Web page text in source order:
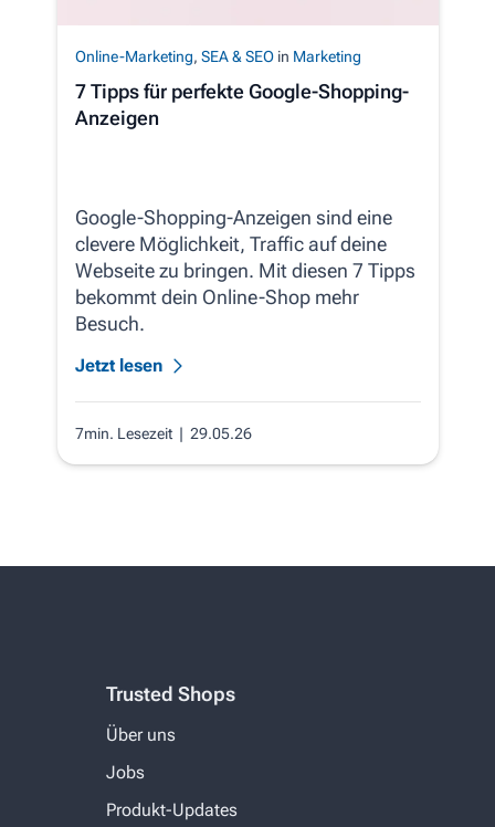
Online-Marketing, SEA & SEO in Marketing
7 Tipps für perfekte Google-Shopping-
Anzeigen
Google-Shopping-Anzeigen sind eine
clevere Möglichkeit, Traffic auf deine
Webseite zu bringen. Mit diesen 7 Tipps
bekommt dein Online-Shop mehr
Besuch.
Jetzt lesen
7min. Lesezeit | 29.05.26
Trusted Shops
Über uns
Jobs
Produkt-Updates